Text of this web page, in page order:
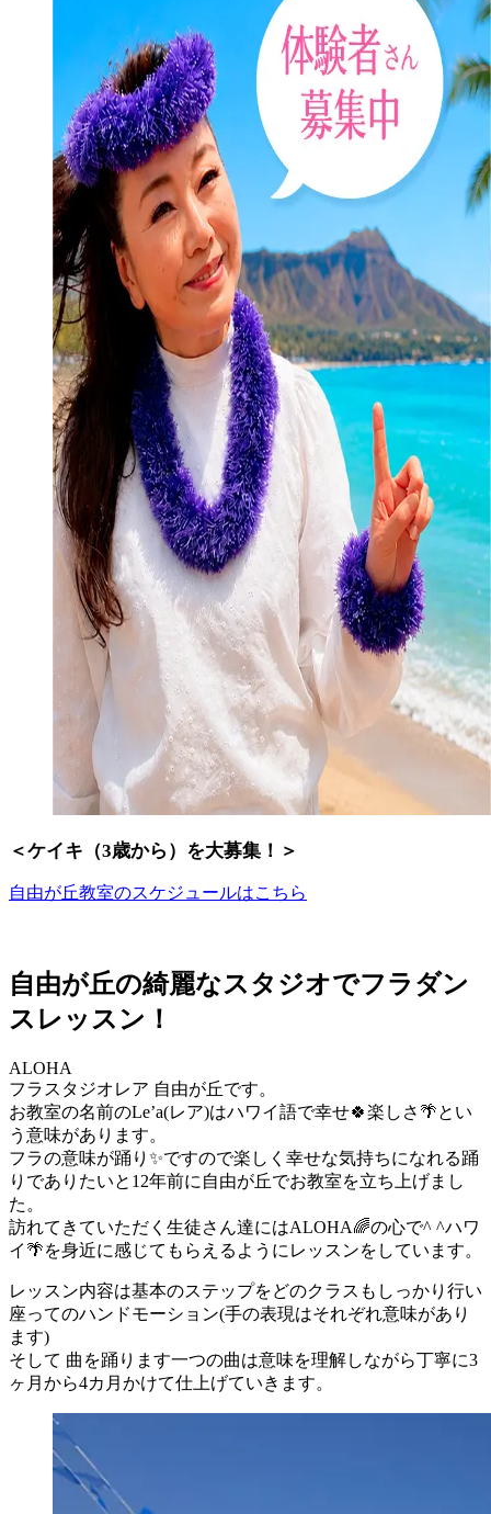
＜ケイキ（3歳から）を大募集！＞
自由が丘教室のスケジュールはこちら
自由が丘の綺麗なスタジオでフラダン
スレッスン！
ALOHA
フラスタジオレア 自由が丘です。
お教室の名前のLe’a(レア)はハワイ語で幸せ🍀楽しさ🌴とい
う意味があります。
フラの意味が踊り✨ですので楽しく幸せな気持ちになれる踊
りでありたいと12年前に自由が丘でお教室を立ち上げまし
た。
訪れてきていただく生徒さん達にはALOHA🌈の心で^ ^ハワ
イ🌴を身近に感じてもらえるようにレッスンをしています。
レッスン内容は基本のステップをどのクラスもしっかり行い
座ってのハンドモーション(手の表現はそれぞれ意味があり
ます)
そして 曲を踊ります一つの曲は意味を理解しながら丁寧に3
ヶ月から4カ月かけて仕上げていきます。